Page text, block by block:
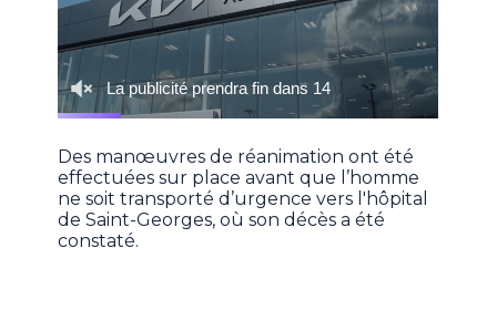
Des manœuvres de réanimation ont été
effectuées sur place avant que l’homme
ne soit transporté d’urgence vers l'hôpital
de Saint-Georges, où son décès a été
constaté.